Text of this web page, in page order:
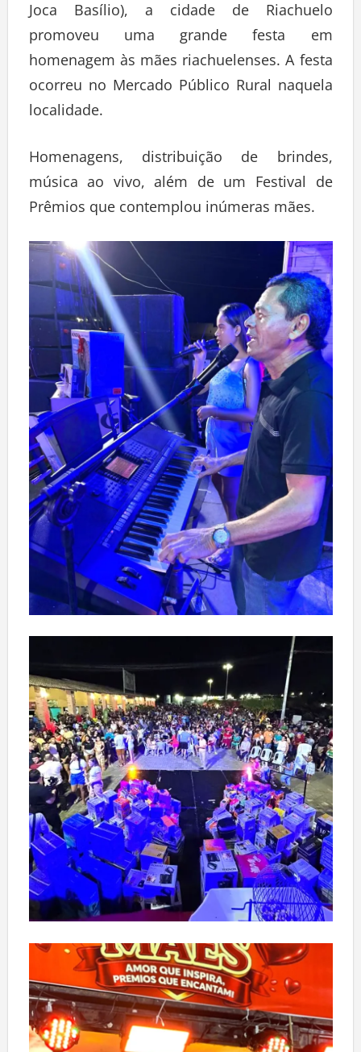
Joca Basílio), a cidade de Riachuelo
promoveu uma grande festa em
homenagem às mães riachuelenses. A festa
ocorreu no Mercado Público Rural naquela
localidade.
Homenagens, distribuição de brindes,
música ao vivo, além de um Festival de
Prêmios que contemplou inúmeras mães.